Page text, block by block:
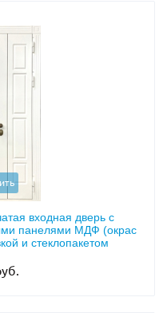
входная дверь с
панелями МДФ (окрас
и стеклопакетом